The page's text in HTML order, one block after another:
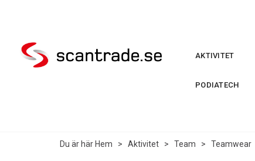
AKTIVITET
PODIATECH
Du är här Hem > Aktivitet > Team > Teamwear